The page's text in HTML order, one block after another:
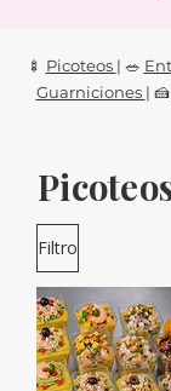
🍢 Picoteos | 🥗
Guarniciones | 🍰
Filtro